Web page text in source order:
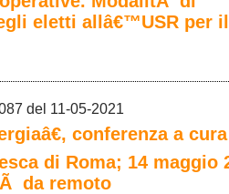
eletti allâ€™USR per
del 11-05-2021
conferenza a
di Roma; 14 maggio
da remoto